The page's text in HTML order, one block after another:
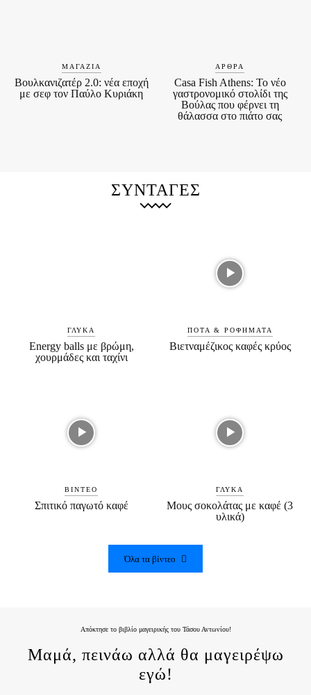
ΜΑΓΑΖΙΆ
Βουλκανιζατέρ 2.0: νέα εποχή
με σεφ τον Παύλο Κυριάκη
ΆΡΘΡΑ
Casa Fish Athens: Το νέο
γαστρονομικό στολίδι της
Βούλας που φέρνει τη
θάλασσα στο πιάτο σας
ΣΥΝΤΑΓΕΣ
ΓΛΥΚΆ
Energy balls με βρώμη,
χουρμάδες και ταχίνι
ΠΟΤΆ & ΡΟΦΉΜΑΤΑ
Βιετναμέζικος καφές κρύος
ΒΊΝΤΕΟ
Σπιτικό παγωτό καφέ
ΓΛΥΚΆ
Μους σοκολάτας με καφέ (3
υλικά)
Όλα τα βίντεο
Απόκτησε το βιβλίο μαγειρικής του Τάσου Αντωνίου!
Μαμά, πεινάω αλλά θα μαγειρέψω
εγώ!